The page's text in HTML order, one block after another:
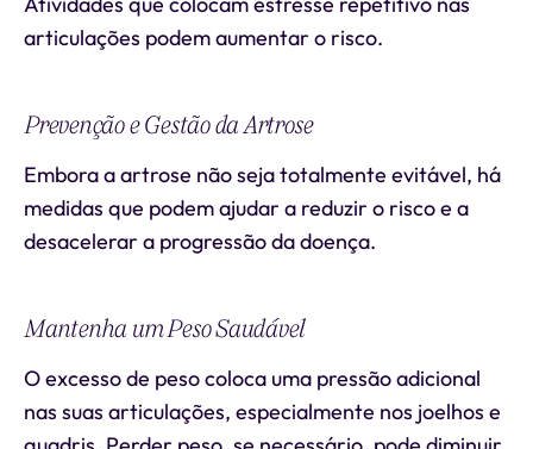
articulações podem aumentar o risco.
Prevenção e Gestão da Artrose
Embora a artrose não seja totalmente evitável, há
medidas que podem ajudar a reduzir o risco e a
desacelerar a progressão da doença.
Mantenha um Peso Saudável
O excesso de peso coloca uma pressão adicional
nas suas articulações, especialmente nos joelhos e